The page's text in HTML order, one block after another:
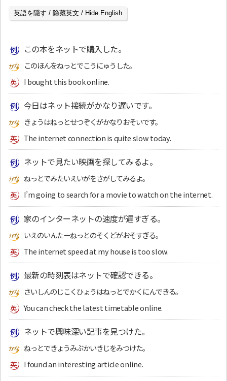
英語を隠す / 隐藏英文 / Hide English
この本をネットで購入した。
このほんをねっとでこうにゅうした。
I bought this book online.
今日はネット接続がかなり遅いです。
きょうはねっとせつぞくがかなりおそいです。
The internet connection is quite slow today.
ネットで見たい映画を探してみるよ。
ねっとでみたいえいがをさがしてみるよ。
I’m going to search for a movie to watch on the internet.
家のインターネットの速度が遅すぎる。
いえのいんたーねっとのそくどがおそすぎる。
The internet speed at my house is too slow.
最新の時刻表はネットで確認できる。
さいしんのじこくひょうはねっとでかくにんできる。
You can check the latest timetable online.
ネットで興味深い記事を見つけた。
ねっとできょうみぶかいきじをみつけた。
I found an interesting article online.